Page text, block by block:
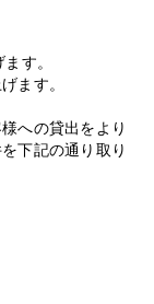
す。
ます。
への貸出をより
下記の通り取り